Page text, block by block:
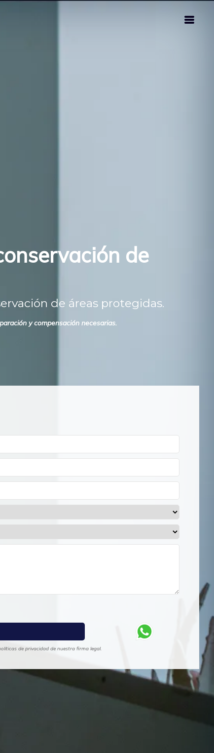
de
de áreas protegidas.
y compensación necesarias.
de privacidad de nuestra firma legal.